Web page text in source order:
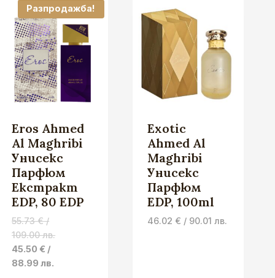
Разпродажба!
Eros Ahmed
Al Maghribi
Унисекс
Парфюм
Екстракт
EDP, 80 EDP
55.73€/
109.00 лв.
Original
price
45.50 € /
88.99 лв.
Exotic
Ahmed Al
Maghribi
Унисекс
Парфюм
EDP, 100ml
46.02 € / 90.01 лв.